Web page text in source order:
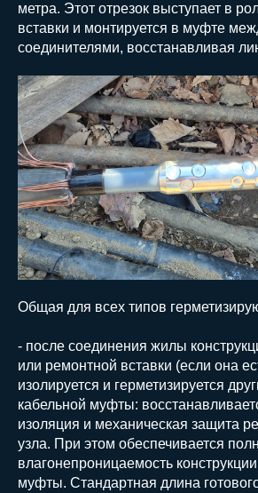
метра. Этот отрезок выступает в
вставки и монтируется в муфте
соединителями, восстанавливая
Общая для всех типов
- после соединения жилы
или ремонтной вставки (если она
изолируется и герметизируется
кабельной муфты:
изоляция и механическая защита
узла. При этом обеспечивается
влагонепроницаемость
муфты. Стандартная длина